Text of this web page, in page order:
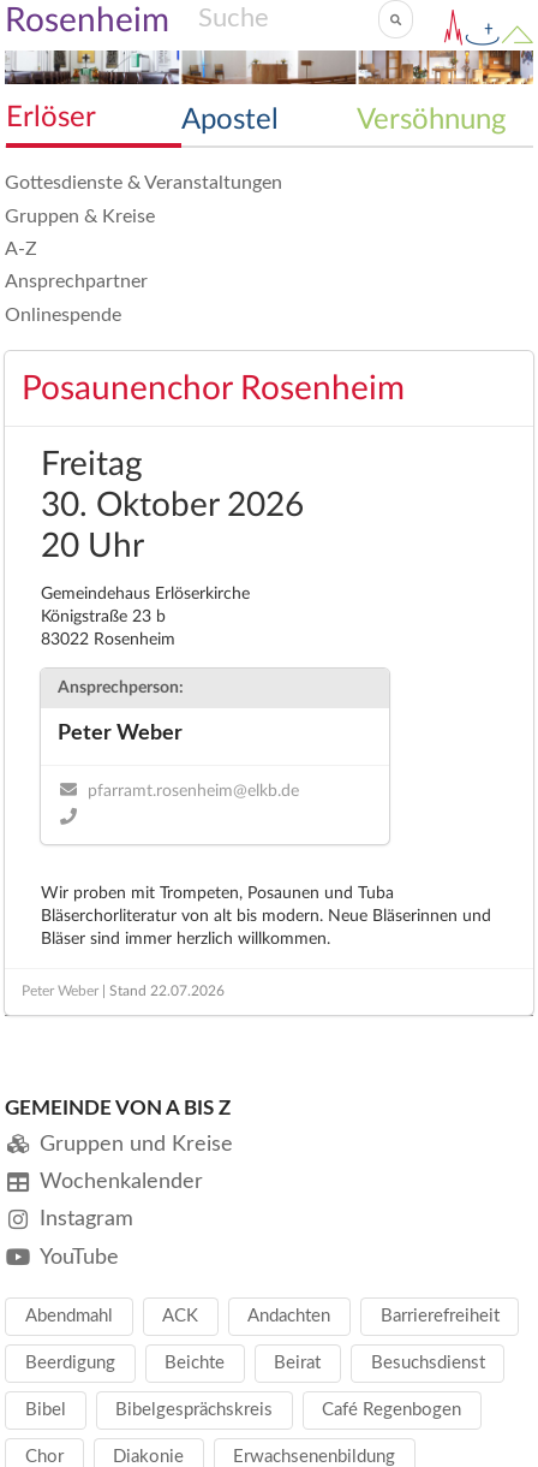
Rosenheim
Erlöser Apostel Versöhnung
Gottesdienste & Veranstaltungen
Gruppen & Kreise
A-Z
Ansprechpartner
Onlinespende
Posaunenchor Rosenheim
Freitag
30. Oktober 2026
20 Uhr
Gemeindehaus Erlöserkirche
Königstraße 23 b
83022 Rosenheim
Ansprechperson:
Peter Weber
pfarramt.rosenheim@elkb.de
Wir proben mit Trompeten, Posaunen und Tuba
Bläserchorliteratur von alt bis modern. Neue Bläserinnen und
Bläser sind immer herzlich willkommen.
Peter Weber | Stand 22.07.2026
GEMEINDE VON A BIS Z
Gruppen und Kreise
Wochenkalender
Instagram
YouTube
Abendmahl ACK Andachten Barrierefreiheit
Beerdigung Beichte Beirat Besuchsdienst
Bibel Bibelgesprächskreis Café Regenbogen
Chor Diakonie Erwachsenenbildung